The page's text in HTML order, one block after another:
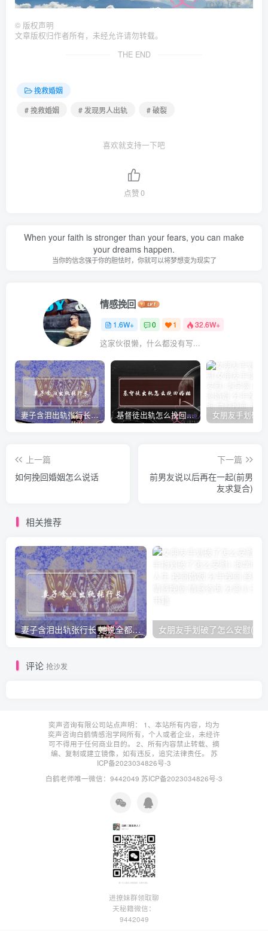
© 版权声明
文章版权归作者所有，未经允许请勿转载。
THE END
挽救婚姻
# 挽救婚姻
# 发现男人出轨 # 破裂
喜欢就支持一下吧
点赞0
When your faith is stronger than your fears, you can make
your dreams happen.
当你的信念强于你的胆怯时，你就可以将梦想变为现实了
情感挽回
1.6W+ 0 1 32.6W+
这家伙很懒，什么都没有写...
妻子含泪出轨张行长 她说全都是因为家中 基督徒出轨怎么挽回婚姻(基督徒面对出轨婚姻)
上一篇
如何挽回婚姻怎么说话
下一篇
前男友说以后再在一起(前男
友求复合)
相关推荐
妻子含泪出轨张行长 她说全都是因为家中
评论 抢沙发
奕声咨询有限公司站点声明： 1、本站所有内容，均为
奕声咨询白鹤情感泡学网所有，个人或者企业，未经许
可不得用于任何商业目的。 2、所有内容禁止转载、摘
编、复制或建立镜像，如有违反，追究法律责任。 苏
ICP备2023034826号-3
白鹤老师唯一微信：9442049 苏ICP备2023034826号-3
进撩妹群领取聊
天秘籍微信：
9442049